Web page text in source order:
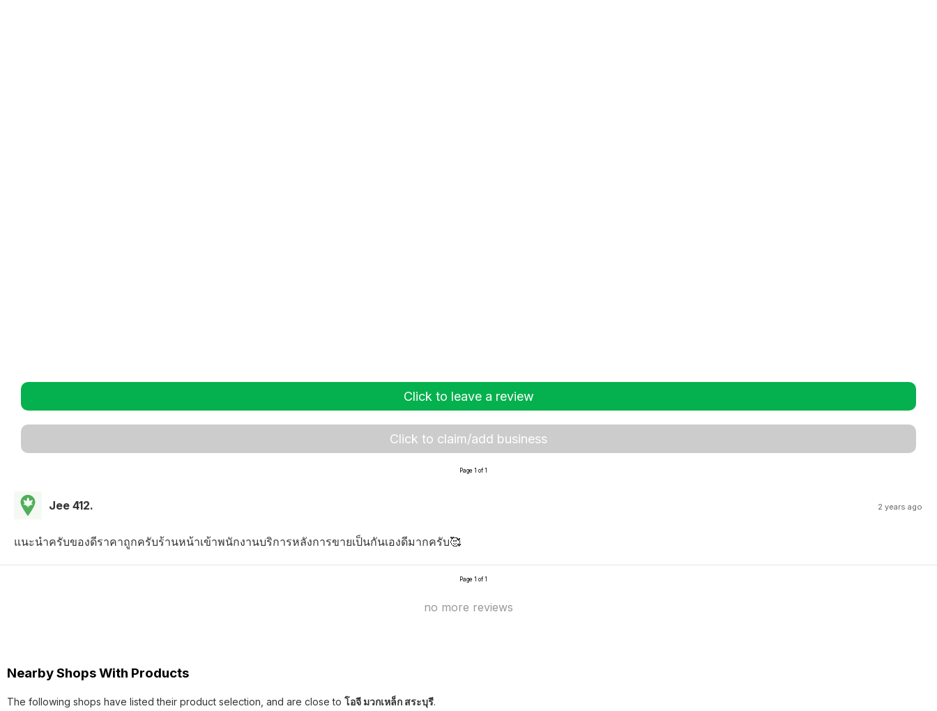
Click to leave a review
Click to claim/add business
Page 1 of 1
Jee 412. 2 years ago
แนะนำครับของดีราคาถูกครับร้านหน้าเข้าพนักงานบริการหลังการขายเป็นกันเองดีมากครับ🥰
Page 1 of 1
no more reviews
Nearby Shops With Products
The following shops have listed their product selection, and are close to โอจี มวกเหล็ก สระบุรี.